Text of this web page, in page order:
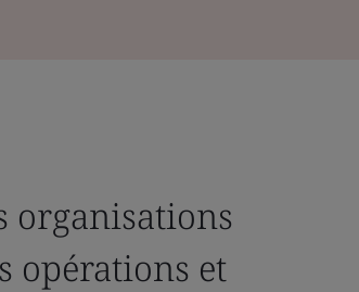
organisations
opérations et